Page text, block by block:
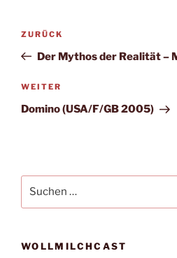
Beitragsnavigation
Vorheriger
Beitrag
ZURÜCK
Der Mythos der Realität –
Nächster
Beitrag
WEITER
Domino (USA/F/GB 2005)
nach:
WOLLMILCHCAST